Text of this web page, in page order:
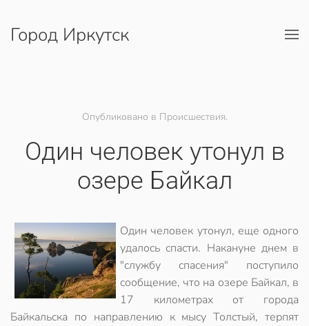
Перейти к содержимому
Город Иркутск
Опубликовано в Происшествия.
Один человек утонул в
озере Байкал
Один человек утонул, еще одного
удалось спасти. Накануне днем в
"службу спасения" поступило
сообщение, что на озере Байкал, в
17 километрах от города
Байкальска по направлению к мысу Толстый, терпят